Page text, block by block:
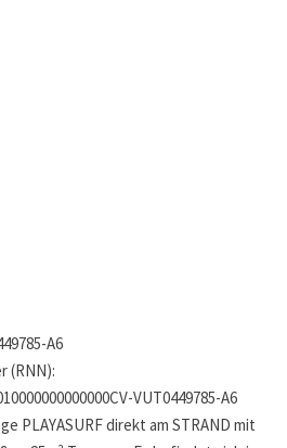
A6
(RNN):
VUT0449785-A6
PLAYASURF direkt am STRAND mit